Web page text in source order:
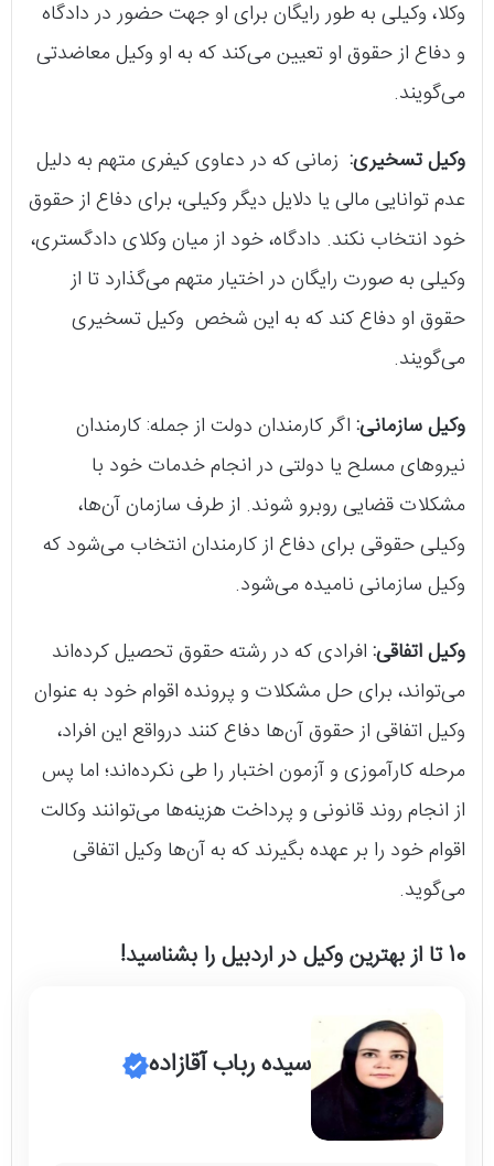
وکلا، وکیلی به طور رایگان برای او جهت حضور در دادگاه
و دفاع از حقوق او تعیین می‌کند که به او وکیل معاضدتی
می‌گویند.
وکیل تسخیری: زمانی که در دعاوی کیفری متهم به دلیل
عدم توانایی مالی یا دلایل دیگر وکیلی، برای دفاع از حقوق
خود انتخاب نکند. دادگاه، خود از میان وکلای دادگستری،
وکیلی به صورت رایگان در اختیار متهم می‌گذارد تا از
حقوق او دفاع کند که به این شخص وکیل تسخیری
می‌گویند.
وکیل سازمانی: اگر کارمندان دولت از جمله: کارمندان
نیروهای مسلح یا دولتی در انجام خدمات خود با
مشکلات قضایی روبرو شوند. از طرف سازمان آن‌ها،
وکیلی حقوقی برای دفاع از کارمندان انتخاب می‌شود که
وکیل سازمانی نامیده می‌شود.
وکیل اتفاقی: افرادی که در رشته حقوق تحصیل کرده‌اند
می‌تواند، برای حل مشکلات و پرونده اقوام خود به عنوان
وکیل اتفاقی از حقوق آن‌ها دفاع کنند درواقع این افراد،
مرحله کارآموزی و آزمون اختبار را طی نکرده‌اند؛ اما پس
از انجام روند قانونی و پرداخت هزینه‌ها می‌توانند وکالت
اقوام خود را بر عهده بگیرند که به آن‌ها وکیل اتفاقی
می‌گوید.
10 تا از بهترین وکیل در اردبیل را بشناسید!
سیده رباب آقازاده